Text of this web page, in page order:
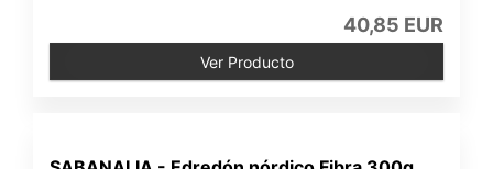
40,85 EUR
Ver Producto